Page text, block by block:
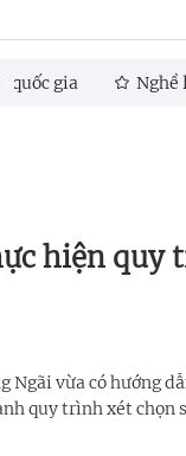
Nghề làm gốm
hiện
Ngãi vừa có
quy trình xét chọn